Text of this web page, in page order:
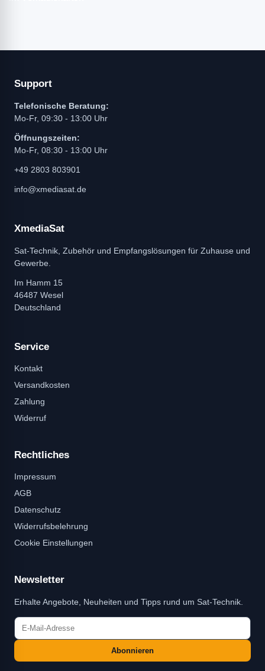
Support
Telefonische Beratung:
Mo-Fr, 09:30 - 13:00 Uhr
Öffnungszeiten:
Mo-Fr, 08:30 - 13:00 Uhr
+49 2803 803901
info@xmediasat.de
XmediaSat
Sat-Technik, Zubehör und Empfangslösungen für Zuhause und
Gewerbe.
Im Hamm 15
46487 Wesel
Deutschland
Service
Kontakt
Versandkosten
Zahlung
Widerruf
Rechtliches
Impressum
AGB
Datenschutz
Widerrufsbelehrung
Cookie Einstellungen
Newsletter
Erhalte Angebote, Neuheiten und Tipps rund um Sat-Technik.
Abonnieren